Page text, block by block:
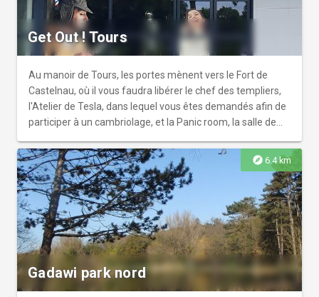
Get Out ! Tours
Au manoir de Tours, les portes mènent vers le Fort de
Castelnau, où il vous faudra libérer le chef des templiers,
l'Atelier de Tesla, dans lequel vous êtes demandés afin de
participer à un cambriolage, et la Panic room, la salle de
les informations qui permettraient d'éviter la mort du
président Kennedy. Et pour les jeunes de 8 à 11 ans, ils
pourront traverser la porte menant au Trésor du William,
un trésor légendaire, mais les jeunes pirates vont d'abord
devoir se libérer de la cale du navire s' ils souhaitent
pouvoir dérober ce fameux trésor. Nous avons aussi une
enquête sur table, QUANTICO, qui vous met dans la peau
explore 6.4 km
Gadawi park nord